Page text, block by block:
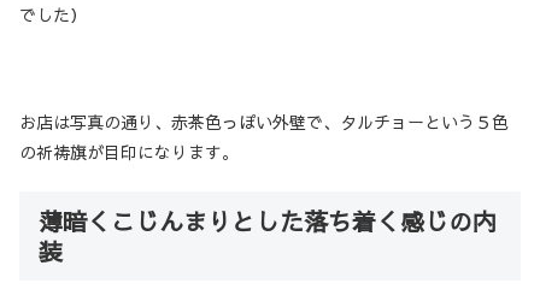
でした）
お店は写真の通り、赤茶色っぽい外壁で、タルチョーという５色
の祈祷旗が目印になります。
薄暗くこじんまりとした落ち着く感じの内
装